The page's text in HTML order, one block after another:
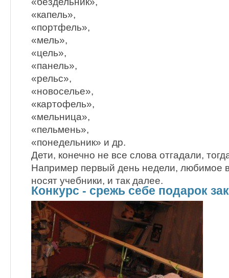
«капель»,
«портфель»,
«мель»,
«цель»,
«панель»,
«рельс»,
«новоселье»,
«картофель»,
«мельница»,
«пельмень»,
«понедельник» и др.
Дети, конечно не все слова отгадали,
Например первый день недели, любимое
носят учебники, и так далее.
Конкурс - срежь себе подарок